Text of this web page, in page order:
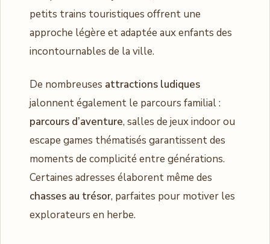
petits trains touristiques offrent une
approche légère et adaptée aux enfants des
incontournables de la ville.
De nombreuses attractions ludiques
jalonnent également le parcours familial :
parcours d’aventure, salles de jeux indoor ou
escape games thématisés garantissent des
moments de complicité entre générations.
Certaines adresses élaborent même des
chasses au trésor, parfaites pour motiver les
explorateurs en herbe.